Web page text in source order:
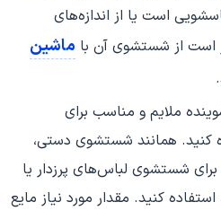
است یا از اندازه‌های
است از شستشوی آن با ماشین
ملایم و مناسب برای
کنید. همانند شستشوی دستی،
شستشوی لباس‌های پرزدار یا
کنید. مقدار مورد نیاز مایع